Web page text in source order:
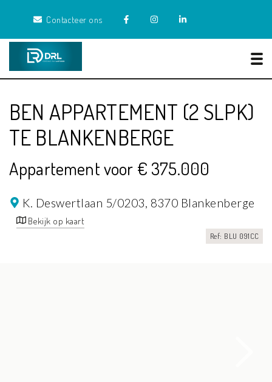
Contacteer ons
BEN APPARTEMENT (2 SLPK)
TE BLANKENBERGE
Appartement voor € 375.000
K. Deswertlaan 5/0203, 8370 Blankenberge
Bekijk op kaart
Ref: BLU 091CC